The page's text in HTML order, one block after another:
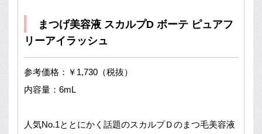
まつげ美容液 スカルプD ボーテ ピュアフ
リーアイラッシュ
参考価格：￥1,730（税抜）
内容量：6mL
人気No.1ととにかく話題のスカルプＤのまつ毛美容液